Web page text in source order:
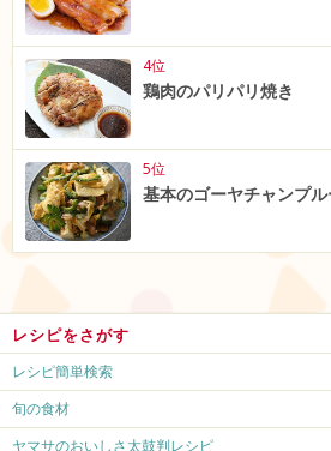
4位
鶏肉のパリパリ焼き
5位
基本のゴーヤチャンプ
レシピをさがす
レシピ簡単検索
旬の食材
ヤマサのおいしさ太鼓判レシピ